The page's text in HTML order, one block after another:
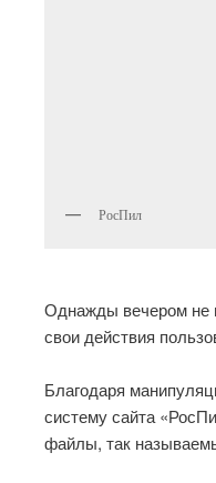
РосПил
Однажды вечером не
свои действия
Благодаря
систему сайта
файлы, так